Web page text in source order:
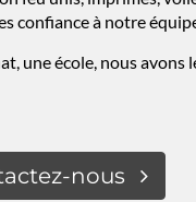
confiance à notre
une école, nous
nous